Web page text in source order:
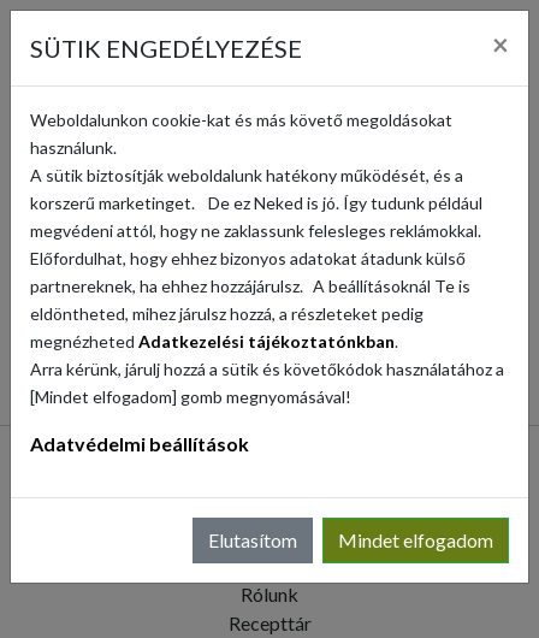
SÜTIK ENGEDÉLYEZÉSE ×
Weboldalunkon cookie-kat és más követő megoldásokat
használunk.
A sütik biztosítják weboldalunk hatékony működését, és a
korszerű marketinget. De ez Neked is jó. Így tudunk például
megvédeni attól, hogy ne zaklassunk felesleges reklámokkal.
Előfordulhat, hogy ehhez bizonyos adatokat átadunk külső
partnereknek, ha ehhez hozzájárulsz. A beállításoknál Te is
eldöntheted, mihez járulsz hozzá, a részleteket pedig
megnézheted Adatkezelési tájékoztatónkban.
Arra kérünk, járulj hozzá a sütik és követőkódok használatához a
[Mindet elfogadom] gomb megnyomásával!
Adatvédelmi beállítások
Elutasítom Mindet elfogadom
KOSÁR ( 0
KOSÁR
A KOSÁR ÜRES
VISSZA A WEBÁRUHÁZBA
NAVIGÁCIÓ
Webshop
Rendelés menete
Rólunk
Recepttár